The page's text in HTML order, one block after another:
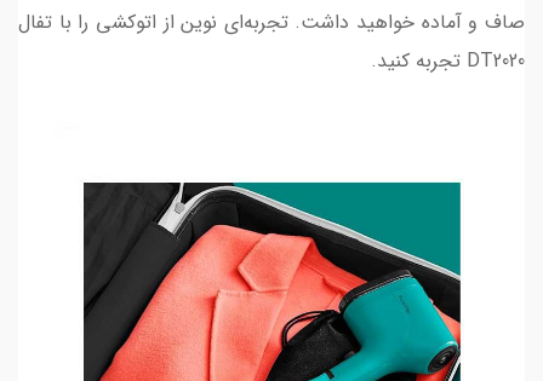
صاف و آماده خواهید داشت. تجربه‌ای نوین از اتوکشی را با تفال
DT2020 تجربه کنید.